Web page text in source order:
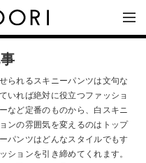
られるスキニーパンツは文句な
いれば絶対に役立つファッショ
など定番のものから、白スキニ
ンの雰囲気を変えるのはトップ
パンツはどんなスタイルでもす
ションを引き締めてくれます。